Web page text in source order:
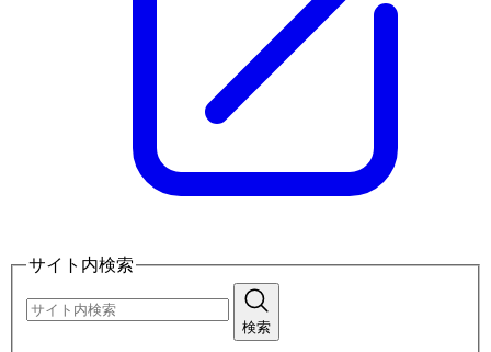
サイト内検索
検索